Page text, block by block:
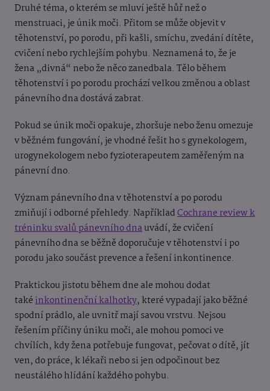
Druhé téma, o kterém se mluví ještě hůř než o
menstruaci, je únik moči. Přitom se může objevit v
těhotenství, po porodu, při kašli, smíchu, zvedání dítěte,
cvičení nebo rychlejším pohybu. Neznamená to, že je
žena „divná“ nebo že něco zanedbala. Tělo během
těhotenství i po porodu prochází velkou změnou a oblast
pánevního dna dostává zabrat.
Pokud se únik moči opakuje, zhoršuje nebo ženu omezuje
v běžném fungování, je vhodné řešit ho s gynekologem,
urogynekologem nebo fyzioterapeutem zaměřeným na
pánevní dno.
Význam pánevního dna v těhotenství a po porodu
zmiňují i odborné přehledy. NapříkladCochrane review k
tréninku svalů pánevního dnauvádí, že cvičení
pánevního dna se běžně doporučuje v těhotenství i po
porodu jako součást prevence a řešení inkontinence.
Praktickou jistotu během dne ale mohou dodat
takéinkontinenční kalhotky, které vypadají jako běžné
spodní prádlo, ale uvnitř mají savou vrstvu. Nejsou
řešením příčiny úniku moči, ale mohou pomoci ve
chvílích, kdy žena potřebuje fungovat, pečovat o dítě, jít
ven, do práce, k lékaři nebo si jen odpočinout bez
neustálého hlídání každého pohybu.